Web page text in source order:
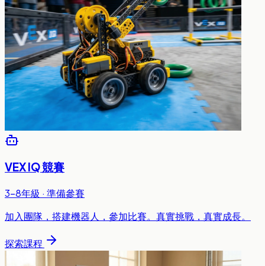
VEX IQ 競賽
3-8年級 · 準備參賽
加入團隊，搭建機器人，參加比賽。真實挑戰，真實成長。
探索課程